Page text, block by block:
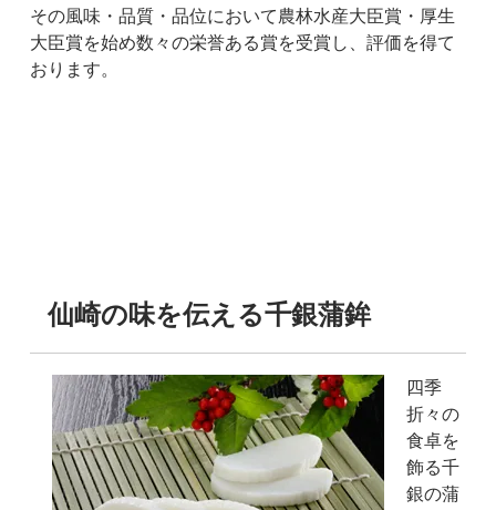
その風味・品質・品位において農林水産大臣賞・厚生
大臣賞を始め数々の栄誉ある賞を受賞し、評価を得て
おります。
仙崎の味を伝える千銀蒲鉾
四季
折々の
食卓を
飾る千
銀の蒲